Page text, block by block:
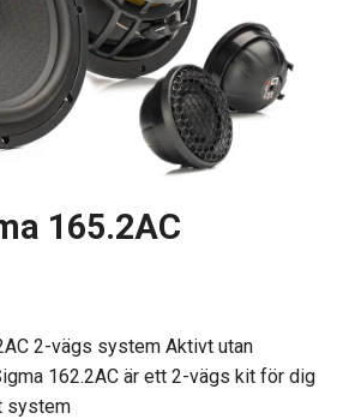
165.2AC
2-vägs system Aktivt utan
162.2AC är ett 2-vägs kit för dig
system